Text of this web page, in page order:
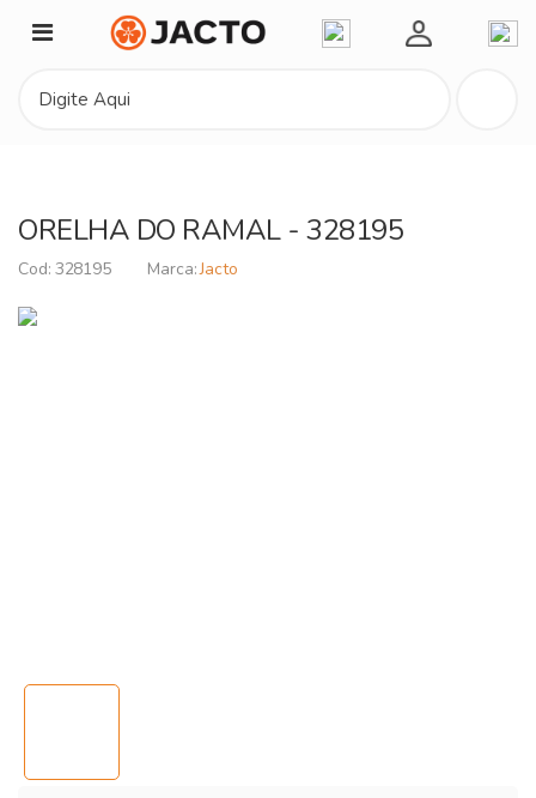
Minha Conta
ORELHA DO RAMAL - 328195
328195 Jacto